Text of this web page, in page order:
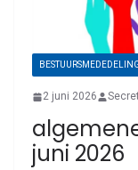
2 juni 2026
juni 2026